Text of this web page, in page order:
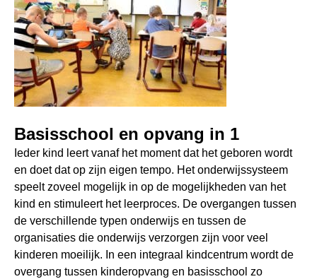
Basisschool en opvang in 1
Ieder kind leert vanaf het moment dat het geboren wordt
en doet dat op zijn eigen tempo. Het onderwijssysteem
speelt zoveel mogelijk in op de mogelijkheden van het
kind en stimuleert het leerproces. De overgangen tussen
de verschillende typen onderwijs en tussen de
organisaties die onderwijs verzorgen zijn voor veel
kinderen moeilijk. In een integraal kindcentrum wordt de
overgang tussen kinderopvang en basisschool zo